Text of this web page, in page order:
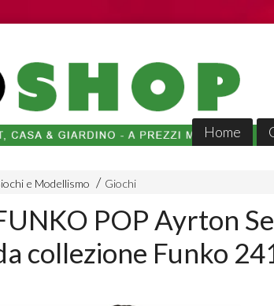
Home
e Modellismo Giochi
POP Ayrton
collezione Funko